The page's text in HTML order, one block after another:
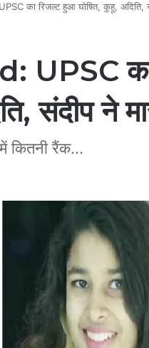
का रिजल्ट हुआ घोषित, कुहू, अदिति,
UPSC
संदीप ने
कितनी रैंक...